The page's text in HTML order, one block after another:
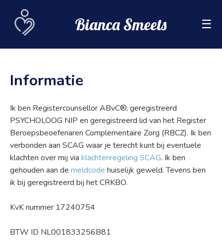
Bianca Smeets ☰
Informatie
Ik ben Registercounsellor ABvC®, geregistreerd
PSYCHOLOOG NIP en geregistreerd lid van het Register
Beroepsbeoefenaren Complementaire Zorg (RBCZ). Ik ben
verbonden aan SCAG waar je terecht kunt bij eventuele
klachten over mij via klachtenregeling SCAG. Ik ben
gehouden aan de meldcode huiselijk geweld. Tevens ben
ik bij geregistreerd bij het CRKBO.
KvK nummer 17240754
BTW ID NL001833256B81